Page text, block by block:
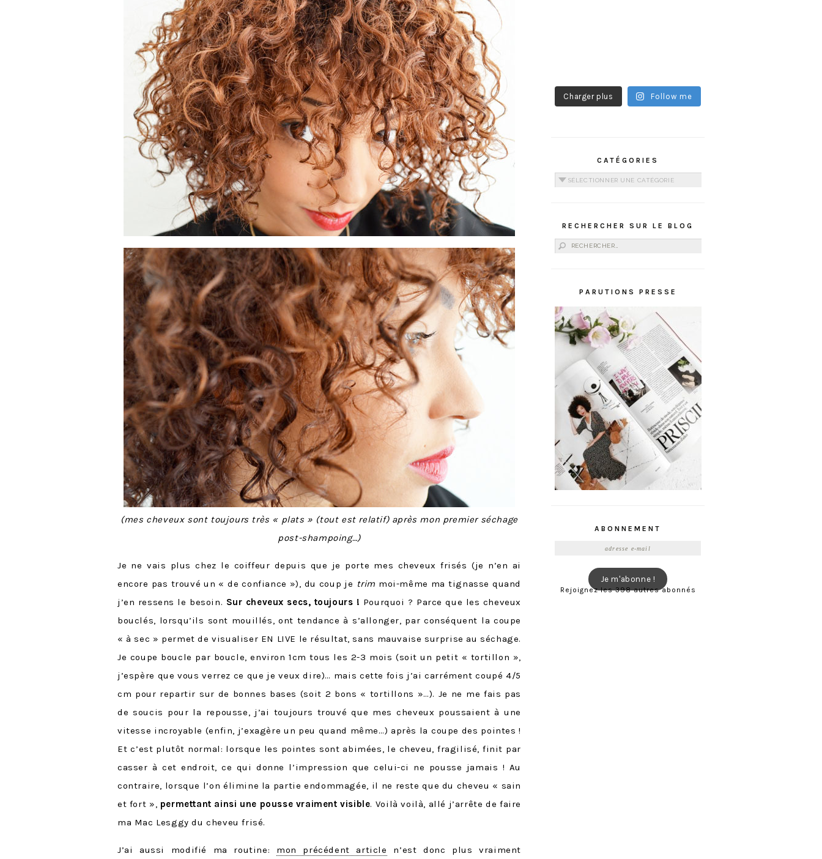
(mes cheveux sont toujours très « plats » (tout est relatif) après mon premier séchage
post-shampoing…)
Je ne vais plus chez le coiffeur depuis que je porte mes cheveux frisés (je n’en ai
encore pas trouvé un « de confiance »), du coup je trim moi-même ma tignasse quand
j’en ressens le besoin. Sur cheveux secs, toujours ! Pourquoi ? Parce que les cheveux
bouclés, lorsqu’ils sont mouillés, ont tendance à s’allonger, par conséquent la coupe
« à sec » permet de visualiser EN LIVE le résultat, sans mauvaise surprise au séchage.
Je coupe boucle par boucle, environ 1cm tous les 2-3 mois (soit un petit « tortillon »,
j’espère que vous verrez ce que je veux dire)… mais cette fois j’ai carrément coupé 4/5
cm pour repartir sur de bonnes bases (soit 2 bons « tortillons »…). Je ne me fais pas
de soucis pour la repousse, j’ai toujours trouvé que mes cheveux poussaient à une
vitesse incroyable (enfin, j’exagère un peu quand même…) après la coupe des pointes !
Et c’est plutôt normal: lorsque les pointes sont abimées, le cheveu, fragilisé, finit par
casser à cet endroit, ce qui donne l’impression que celui-ci ne pousse jamais ! Au
contraire, lorsque l’on élimine la partie endommagée, il ne reste que du cheveu « sain
et fort », permettant ainsi une pousse vraiment visible. Voilà voilà, allé j’arrête de faire
ma Mac Lesggy du cheveu frisé.
J’ai aussi modifié ma routine: mon précédent article n’est donc plus vraiment
Charger plus Follow me
CATÉGORIES
Catégories
RECHERCHER SUR LE BLOG
Rechercher :
PARUTIONS PRESSE
ABONNEMENT
Je m'abonne !
Rejoignez les 398 autres abonnés